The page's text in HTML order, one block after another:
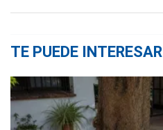
TE PUEDE INTERESAR